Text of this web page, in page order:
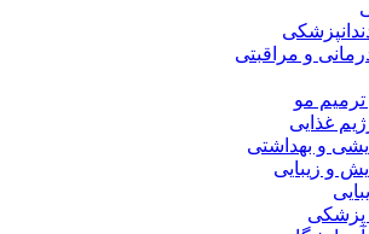
و مراقبتی
مو
غذایی
و بهداشتی
و زیبایی
پزشکی